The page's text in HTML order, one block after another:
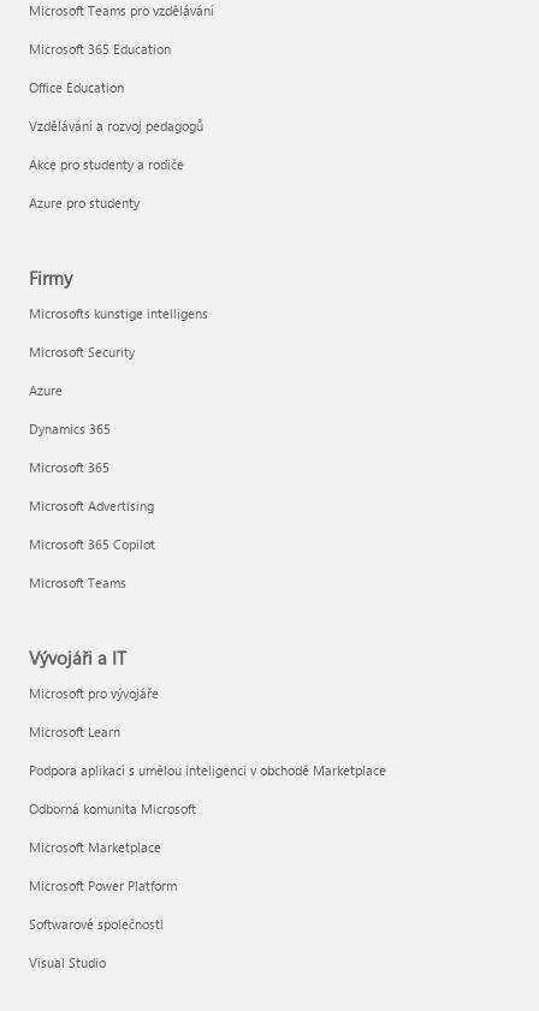
Microsoft Teams pro vzdělávání
Microsoft 365 Education
Office Education
Vzdělávání a rozvoj pedagogů
Akce pro studenty a rodiče
Azure pro studenty
Firmy
Microsofts kunstige intelligens
Microsoft Security
Azure
Dynamics 365
Microsoft 365
Microsoft Advertising
Microsoft 365 Copilot
Microsoft Teams
Vývojáři a IT
Microsoft pro vývojáře
Microsoft Learn
Podpora aplikací s umělou inteligenci v obchodě Marketplace
Odborná komunita Microsoft
Microsoft Marketplace
Microsoft Power Platform
Softwarové společnosti
Visual Studio